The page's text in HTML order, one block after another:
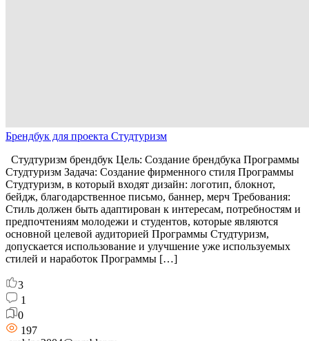
Брендбук для проекта Студтуризм
Студтуризм брендбук Цель: Создание брендбука Программы
Студтуризм Задача: Создание фирменного стиля Программы
Студтуризм, в который входят дизайн: логотип, блокнот,
бейдж, благодарственное письмо, баннер, мерч Требования:
Стиль должен быть адаптирован к интересам, потребностям и
предпочтениям молодежи и студентов, которые являются
основной целевой аудиторией Программы Студтуризм,
допускается использование и улучшение уже используемых
стилей и наработок Программы […]
3
1
0
197